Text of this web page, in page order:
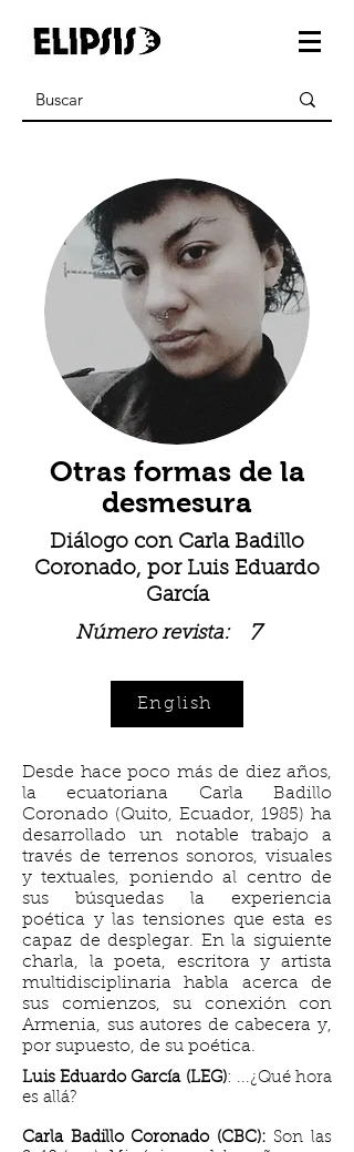
Otras formas de la
desmesura
Diálogo con Carla Badillo
Coronado, por Luis Eduardo
García
Número revista: 7
English
Desde hace poco más de diez años,
la ecuatoriana Carla Badillo
Coronado (Quito, Ecuador, 1985) ha
desarrollado un notable trabajo a
través de terrenos sonoros, visuales
y textuales, poniendo al centro de
sus búsquedas la experiencia
poética y las tensiones que esta es
capaz de desplegar. En la siguiente
charla, la poeta, escritora y artista
multidisciplinaria habla acerca de
sus comienzos, su conexión con
Armenia, sus autores de cabecera y,
por supuesto, de su poética.
Luis Eduardo García (LEG): ...¿Qué hora
es allá?
Carla Badillo Coronado (CBC): Son las